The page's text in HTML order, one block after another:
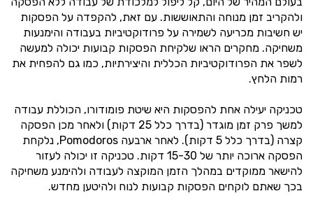
ולהקריב זמן מנוחה והתאוששות. עם זאת, להקפדה על הפסקות
יש חשיבות מכריעה לשמירה על פרודוקטיביות בעבודה והימנעות
משחיקה. מחקרים הראו שלקיחת הפסקות קבועות יכולה למעשה
לשפר את הפרודוקטיביות הכללית והיצירתיות, כמו גם להפחית את
רמות הלחץ.
טכניקה יעילה אחת להפסקות היא שיטת פומודורו, הכוללת עבודה
למשך פרק זמן מוגדר (בדרך כלל 25 דקות) ולאחר מכן הפסקה
קצרה (בדרך כלל 5 דקות). לאחר ארבעה Pomodoros, נלקחת
הפסקה ארוכה יותר של 15-30 דקות. טכניקה זו יכולה לעזור
להישאר ממוקדים במהלך הזמן המוקצה לעבודה ולהימנע משחיקה
בכך שאתם לוקחים הפסקות קבועות לנוח ולהיטען מחדש.